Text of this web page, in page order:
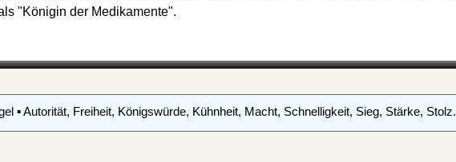
"Königin der Medikamente".
▪ Autorität, Freiheit, Königswürde, Kühnheit, Macht, Schnelligkeit, Sieg, Stärke, Stolz.